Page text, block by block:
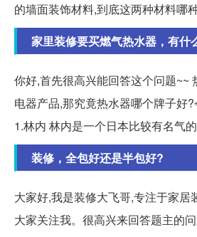
的墙面装饰材料,到底这两种材料哪
家里装修要买燃气热水器，有什
你好,首先很高兴能回答这个问题~~
电器产品,那究竟热水器哪个牌子好
1.林内 林内是一个日本比较有名气的
装修，全包好还是半包好?
大家好,我是装修大飞哥,专注于家居
大家关注我。很高兴来回答题主的